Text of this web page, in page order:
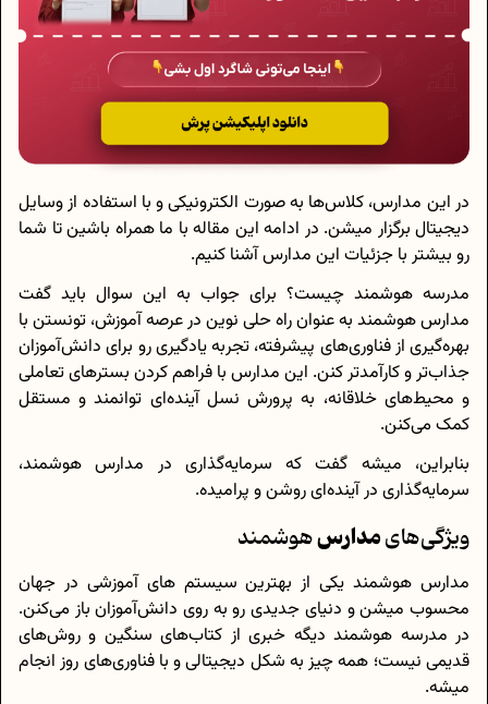
در این مدارس، کلاس‌ها به صورت الکترونیکی و با استفاده از وسایل
دیجیتال برگزار میشن. در ادامه این مقاله با ما همراه باشین تا شما
رو بیشتر با جزئیات این مدارس آشنا کنیم.
مدرسه هوشمند چیست؟ برای جواب به این سوال باید گفت
مدارس هوشمند به عنوان راه‌ حلی نوین در عرصه آموزش، تونستن با
بهره‌گیری از فناوری‌های پیشرفته، تجربه یادگیری رو برای دانش‌آموزان
جذاب‌تر و کارآمدتر کنن. این مدارس با فراهم کردن بسترهای تعاملی
و محیط‌های خلاقانه، به پرورش نسل آینده‌ای توانمند و مستقل
کمک می‌کنن.
بنابراین، میشه گفت که سرمایه‌گذاری در مدارس هوشمند،
سرمایه‌گذاری در آینده‌ای روشن و پرامیده.
ویژگی‌هایمدارسهوشمند
مدارس هوشمند یکی از بهترین سیستم های آموزشی در جهان
محسوب میشن و دنیای جدیدی رو به روی دانش‌آموزان باز می‌کنن.
در مدرسه هوشمند دیگه خبری از کتاب‌های سنگین و روش‌های
قدیمی نیست؛ همه چیز به شکل دیجیتالی و با فناوری‌های روز انجام
میشه.